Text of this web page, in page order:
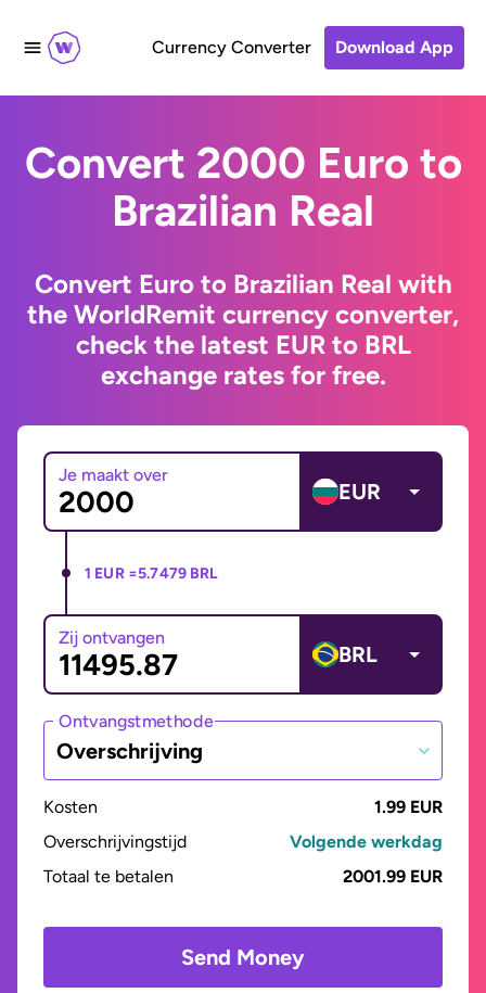
Currency Converter Download App
Convert 2000 Euro to
Brazilian Real
Convert Euro to Brazilian Real with
the WorldRemit currency converter,
check the latest EUR to BRL
exchange rates for free.
Je maakt over
EUR
1 EUR =5.7479 BRL
Zij ontvangen
BRL
Ontvangstmethode
Overschrijving
Kosten
1.99 EUR
Overschrijvingstijd
Volgende werkdag
Totaal te betalen
2001.99 EUR
Send Money